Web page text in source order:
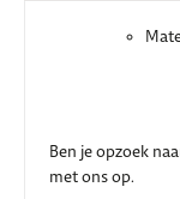
Ben je opzoek
met ons op.